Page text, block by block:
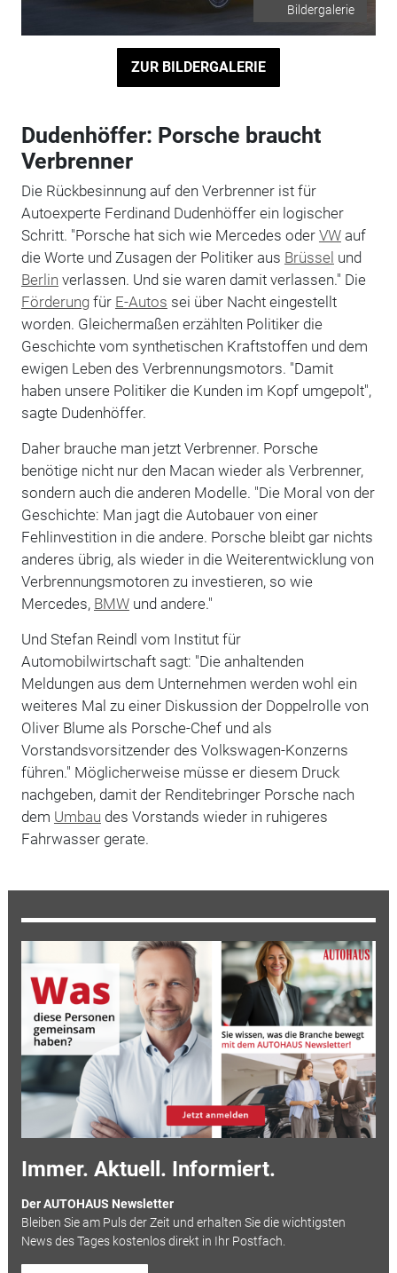
Bildergalerie
ZUR BILDERGALERIE
Dudenhöffer: Porsche braucht
Verbrenner
Die Rückbesinnung auf den Verbrenner ist für
Autoexperte Ferdinand Dudenhöffer ein logischer
Schritt. "Porsche hat sich wie Mercedes oder VWauf
die Worte und Zusagen der Politiker aus Brüssel und
Berlin verlassen. Und sie waren damit verlassen." Die
Förderungfür E-Autos sei über Nacht eingestellt
worden. Gleichermaßen erzählten Politiker die
Geschichte vom synthetischen Kraftstoffen und dem
ewigen Leben des Verbrennungsmotors. "Damit
haben unsere Politiker die Kunden im Kopf umgepolt",
sagte Dudenhöffer.
Daher brauche man jetzt Verbrenner. Porsche
benötige nicht nur den Macan wieder als Verbrenner,
sondern auch die anderen Modelle. "Die Moral von der
Geschichte: Man jagt die Autobauer von einer
Fehlinvestition in die andere. Porsche bleibt gar nichts
anderes übrig, als wieder in die Weiterentwicklung von
Verbrennungsmotoren zu investieren, so wie
Mercedes, BMWund andere."
Und Stefan Reindl vom Institut für
Automobilwirtschaft sagt: "Die anhaltenden
Meldungen aus dem Unternehmen werden wohl ein
weiteres Mal zu einer Diskussion der Doppelrolle von
Oliver Blume als Porsche-Chef und als
Vorstandsvorsitzender des Volkswagen-Konzerns
führen." Möglicherweise müsse er diesem Druck
nachgeben, damit der Renditebringer Porsche nach
dem Umbau des Vorstands wieder in ruhigeres
Fahrwasser gerate.
Immer. Aktuell. Informiert.
Der AUTOHAUS Newsletter
Bleiben Sie am Puls der Zeit und erhalten Sie die wichtigsten
News des Tages kostenlos direkt in Ihr Postfach.